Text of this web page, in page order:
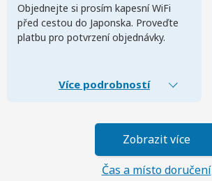
Objednejte si prosím kapesní WiFi
před cestou do Japonska. Proveďte
platbu pro potvrzení objednávky.
Více podrobností
Zobrazit více
Čas a místo doručení